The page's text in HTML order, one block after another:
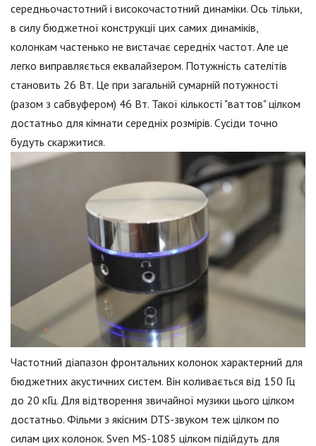
середньочастотний і високочастотний динаміки. Ось тільки,
в силу бюджетної конструкції цих самих динаміків,
колонкам частенько не вистачає середніх частот. Але це
легко виправляється еквалайзером. Потужність сателітів
становить 26 Вт. Це при загальній сумарній потужності
(разом з сабвуфером) 46 Вт. Такої кількості "ваттов" цілком
достатньо для кімнати середніх розмірів. Сусіди точно
будуть скаржитися.
Частотний діапазон фронтальних колонок характерний для
бюджетних акустичних систем. Він коливається від 150 Гц
до 20 кГц. Для відтворення звичайної музики цього цілком
достатньо. Фільми з якісним DTS-звуком теж цілком по
силам цих колонок. Sven MS-1085 цілком підійдуть для